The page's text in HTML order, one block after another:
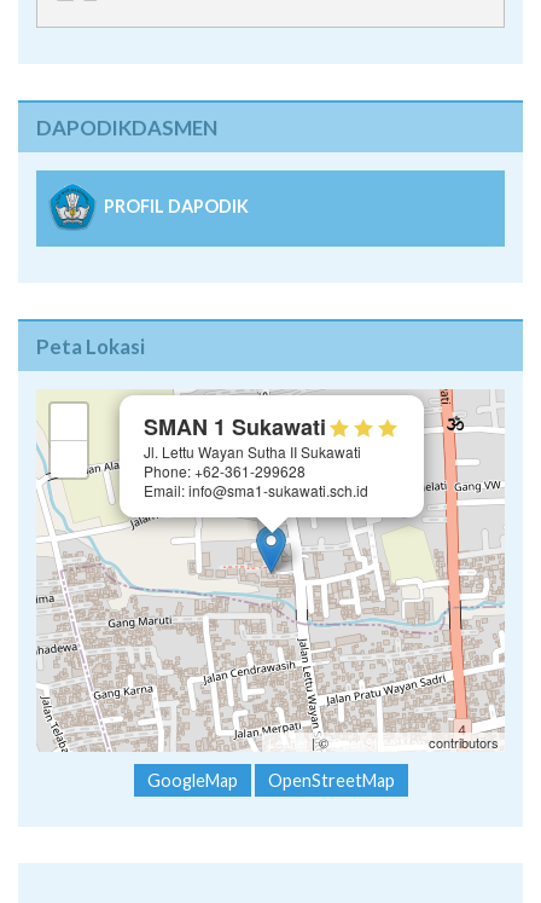
DAPODIKDASMEN
PROFIL DAPODIK
Peta Lokasi
SMAN 1 Sukawati
Jl. Lettu Wayan Sutha II Sukawati
Phone: +62-361-299628
Email: info@sma1-sukawati.sch.id
Leaflet | ©OpenStreetMap contributors
GoogleMap OpenStreetMap